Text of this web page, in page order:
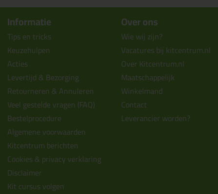
Informatie
Tips en tricks
Keuzehulpen
Acties
Levertijd & Bezorging
Retourneren & Annuleren
Veel gestelde vragen (FAQ)
Bestelprocedure
Algemene voorwaarden
Kitcentrum berichten
Cookies & privacy verklaring
Disclaimer
Kit cursus volgen
Over ons
Wie wij zijn?
Vacatures bij kitcentrum.nl
Over Kitcentrum.nl
Maatschappelijk
Winkelmand
Contact
Leverancier worden?